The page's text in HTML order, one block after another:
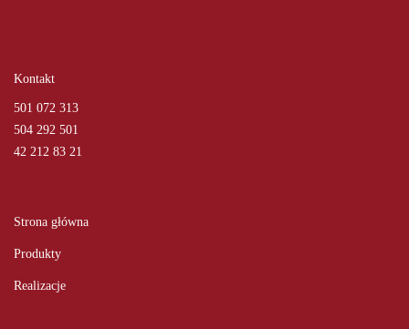
Kontakt
501 072 313
504 292 501
42 212 83 21
Strona główna
Produkty
Realizacje